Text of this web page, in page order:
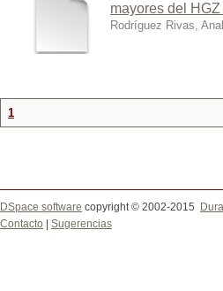
mayores del
Rodríguez Rivas,
1
DSpace software copyright © 2002-2015
Contacto
Sugerencias